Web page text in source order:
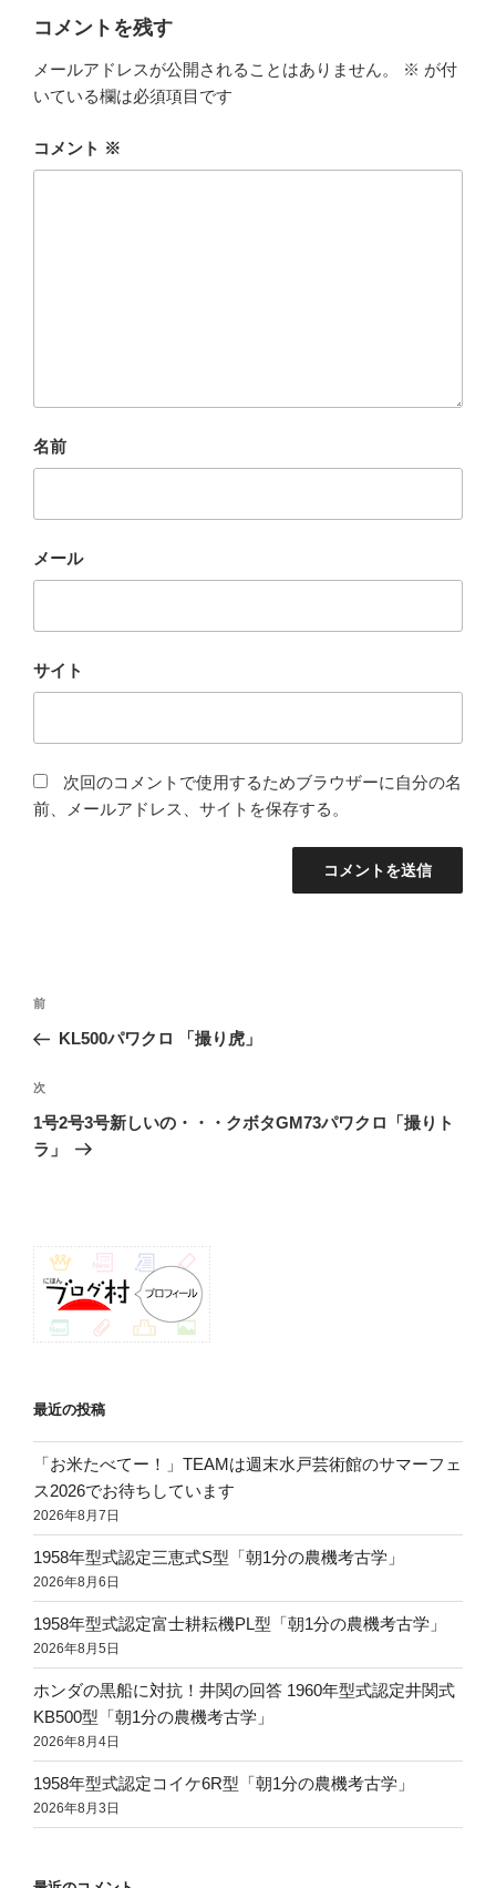
コメントを残す
メールアドレスが公開されることはありません。 ※ が付
いている欄は必須項目です
コメント ※
名前
メール
サイト
次回のコメントで使用するためブラウザーに自分の名
前、メールアドレス、サイトを保存する。
投
ナ
ビ
ゲ
ー
前
の
稿
前
KL500パワクロ 「撮り虎」
次
の
投
次
1号2号3号新しいの・・・クボタGM73パワクロ「撮りト
ラ」
最近の投稿
「お米たべてー！」TEAMは週末水戸芸術館のサマーフェ
ス2026でお待ちしています
2026年8月7日
1958年型式認定三恵式S型「朝1分の農機考古学」
2026年8月6日
1958年型式認定富士耕耘機PL型「朝1分の農機考古学」
2026年8月5日
ホンダの黒船に対抗！井関の回答 1960年型式認定井関式
KB500型「朝1分の農機考古学」
2026年8月4日
1958年型式認定コイケ6R型「朝1分の農機考古学」
2026年8月3日